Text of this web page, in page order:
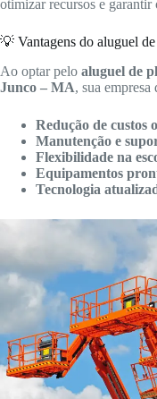
otimizar recursos e
💡 Vantagens do aluguel
Ao optar pelo aluguel de
Junco – MA, sua
Redução de custos
Manutenção e
Flexibilidade na
Equipamentos
Tecnologia